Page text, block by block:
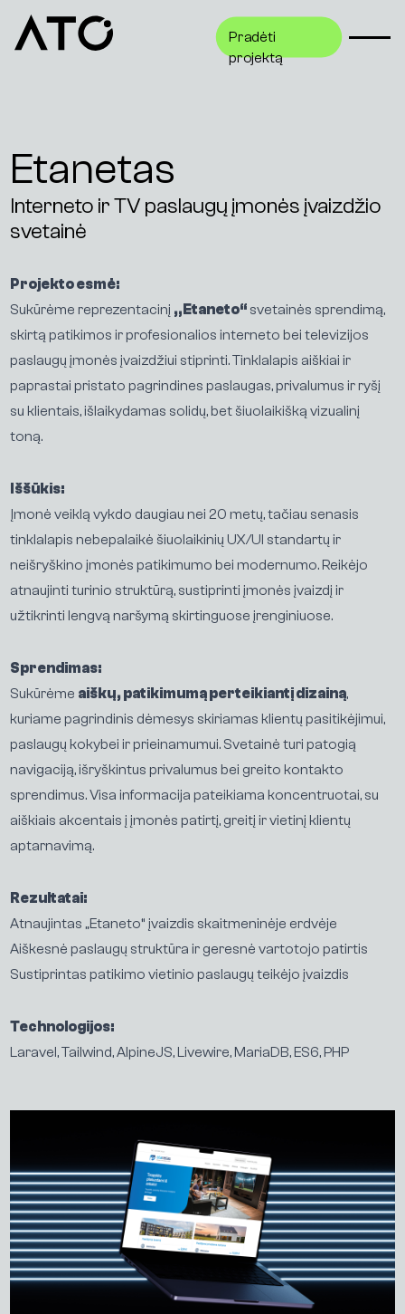
Pradėti
projektą
Darbai
Kontakta i
Pradėti
projektą
Etanetas
Interneto ir TV paslaugų įmonės įvaizdžio
svetainė
Projekto esmė:
Sukūrėme reprezentacinį „Etaneto“ svetainės sprendimą,
skirtą patikimos ir profesionalios interneto bei televizijos
paslaugų įmonės įvaizdžiui stiprinti. Tinklalapis aiškiai ir
paprastai pristato pagrindines paslaugas, privalumus ir ryšį
su klientais, išlaikydamas solidų, bet šiuolaikišką vizualinį
toną.
Iššūkis:
Įmonė veiklą vykdo daugiau nei 20 metų, tačiau senasis
tinklalapis nebepalaikė šiuolaikinių UX/UI standartų ir
neišryškino įmonės patikimumo bei modernumo. Reikėjo
atnaujinti turinio struktūrą, sustiprinti įmonės įvaizdį ir
užtikrinti lengvą naršymą skirtinguose įrenginiuose.
Sprendimas:
Sukūrėme aiškų, patikimumą perteikiantį dizainą,
kuriame pagrindinis dėmesys skiriamas klientų pasitikėjimui,
paslaugų kokybei ir prieinamumui. Svetainė turi patogią
navigaciją, išryškintus privalumus bei greito kontakto
sprendimus. Visa informacija pateikiama koncentruotai, su
aiškiais akcentais į įmonės patirtį, greitį ir vietinį klientų
aptarnavimą.
Rezultatai:
Atnaujintas „Etaneto“ įvaizdis skaitmeninėje erdvėje
Aiškesnė paslaugų struktūra ir geresnė vartotojo patirtis
Sustiprintas patikimo vietinio paslaugų teikėjo įvaizdis
Technologijos:
Laravel, Tailwind, AlpineJS, Livewire, MariaDB, ES6, PHP